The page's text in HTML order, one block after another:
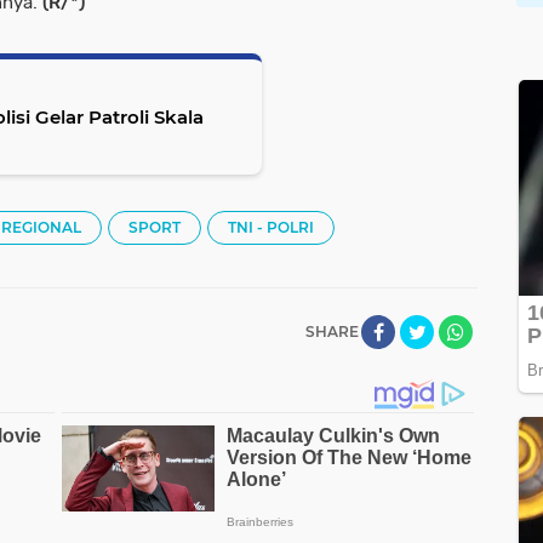
Gelar Patroli Skala
REGIONAL SPORT TNI - POLRI
SHARE